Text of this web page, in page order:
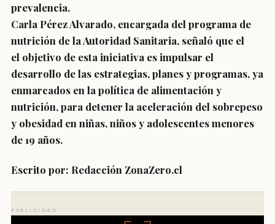
prevalencia.
Carla Pérez Alvarado, encargada del programa de
nutrición de la Autoridad Sanitaria, señaló que el
el objetivo de esta iniciativa es impulsar el
desarrollo de las estrategias, planes y programas, ya
enmarcados en la política de alimentación y
nutrición, para detener la aceleración del sobrepeso
y obesidad en niñas, niños y adolescentes menores
de 19 años.
Escrito por: Redacción ZonaZero.cl
PUBLICIDAD